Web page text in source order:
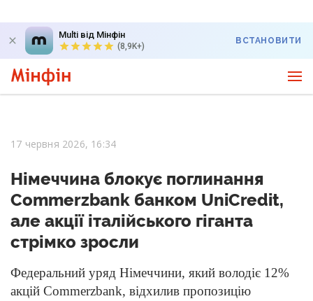
Multi від Мінфін
(8,9K+)
ВСТАНОВИТИ
17 червня 2026, 16:34
Німеччина блокує поглинання
Commerzbank банком UniCredit,
але акції італійського гіганта
стрімко зросли
Федеральний уряд Німеччини, який володіє 12%
акцій Commerzbank, відхилив пропозицію